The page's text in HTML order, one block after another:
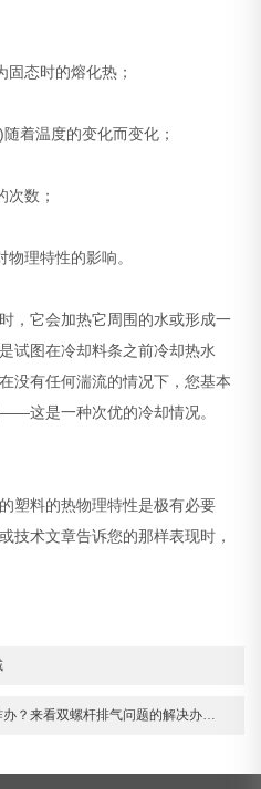
态时的熔化热；
着温度的变化而变化；
数；
理特性的影响。
它会加热它周围的水或形成一
试图在冷却料条之前冷却热水
没有任何湍流的情况下，您基本
这是一种次优的冷却情况。
料的热物理特性是极有必要
技术文章告诉您的那样表现时，
来看双螺杆排气问题的解决办法集合